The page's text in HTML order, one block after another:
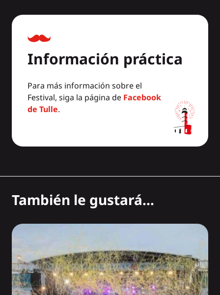
Información práctica
Para más información sobre el
Festival, siga la página de Facebook
de Tulle.
También le gustará...